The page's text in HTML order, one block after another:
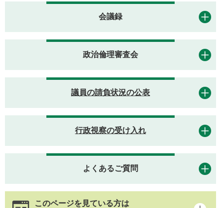
会議録
政治倫理審査会
議員の請負状況の公表
行政視察の受け入れ
よくあるご質問
このページを見ている方は